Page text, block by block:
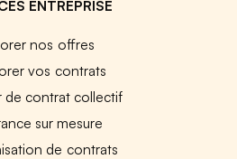
ENTREPRISE
nos offres
vos contrats
de contrat collectif
sur mesure
de contrats